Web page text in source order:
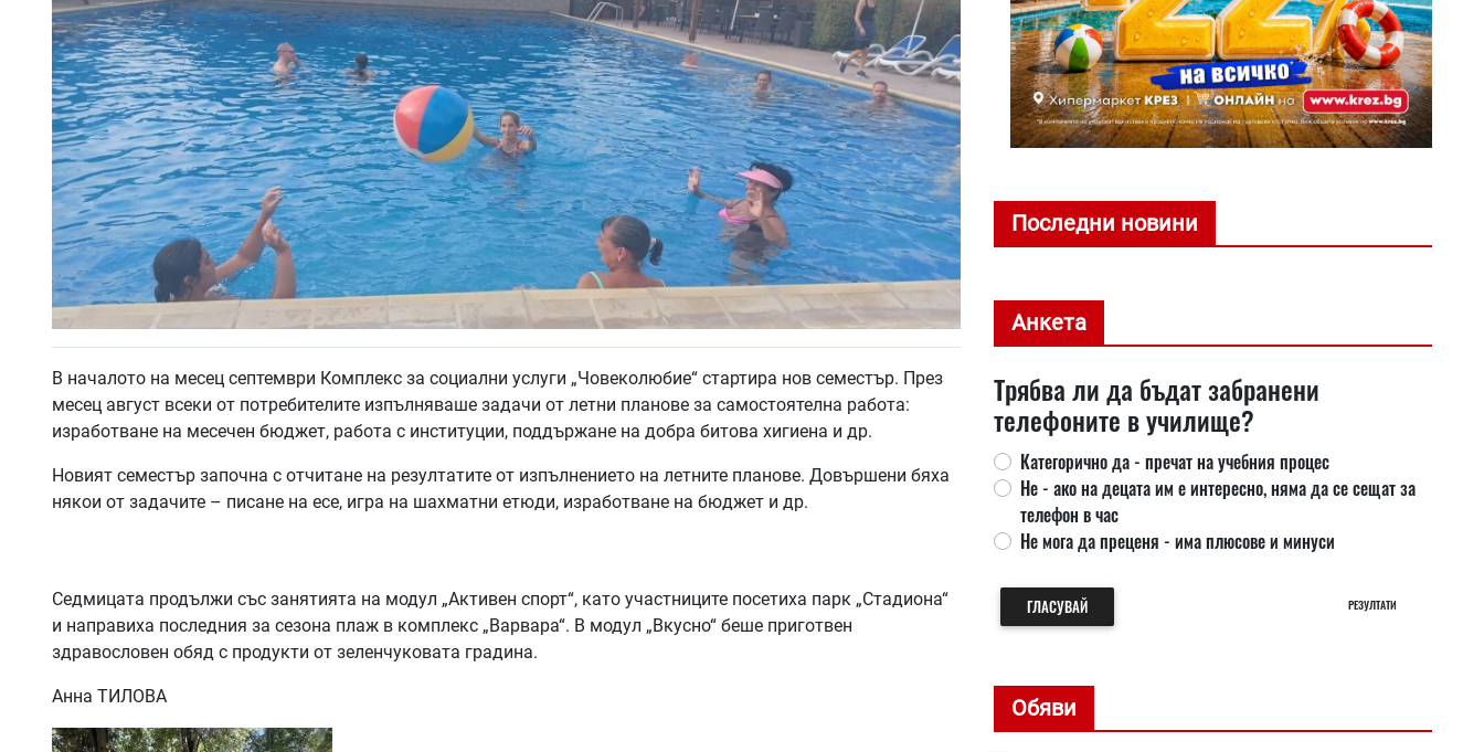
В началото на месец септември Комплекс за социални услуги „Човеколюбие“ стартира нов семестър. През
месец август всеки от потребителите изпълняваше задачи от летни планове за самостоятелна работа:
изработване на месечен бюджет, работа с институции, поддържане на добра битова хигиена и др.
Новият семестър започна с отчитане на резултатите от изпълнението на летните планове. Довършени бяха
някои от задачите – писане на есе, игра на шахматни етюди, изработване на бюджет и др.
Седмицата продължи със занятията на модул „Активен спорт“, като участниците посетиха парк „Стадиона“
и направиха последния за сезона плаж в комплекс „Варвара“. В модул „Вкусно“ беше приготвен
здравословен обяд с продукти от зеленчуковата градина.
Анна ТИЛОВА
Последни новини
Анкета
Трябва ли да бъдат забранени
телефоните в училище?
Категорично да - пречат на учебния процес
Не - ако на децата им е интересно, няма да се сещат за
телефон в час
Не мога да преценя - има плюсове и минуси
ГЛАСУВАЙ РЕЗУЛТАТИ
Обяви